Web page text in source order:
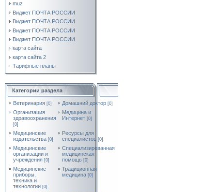
muz
Виджет ПОЧТА РОССИИ
Виджет ПОЧТА РОССИИ
Виджет ПОЧТА РОССИИ
Виджет ПОЧТА РОССИИ
карта сайта
карта сайта 2
Тарифные планы
Категории раздела
Ветеринария [0] Домашний доктор [0]
Организация
здравоохранения
[0]
Медицина и
Интернет [0]
Медицинские
издательства [0]
Ресурсы для
специалистов [0]
Медицинские
организации и
учреждения [0]
Специализированная
медицинская
помощь [0]
Медицинские
приборы,
техника и
технологии [0]
Традиционная
медицина [0]